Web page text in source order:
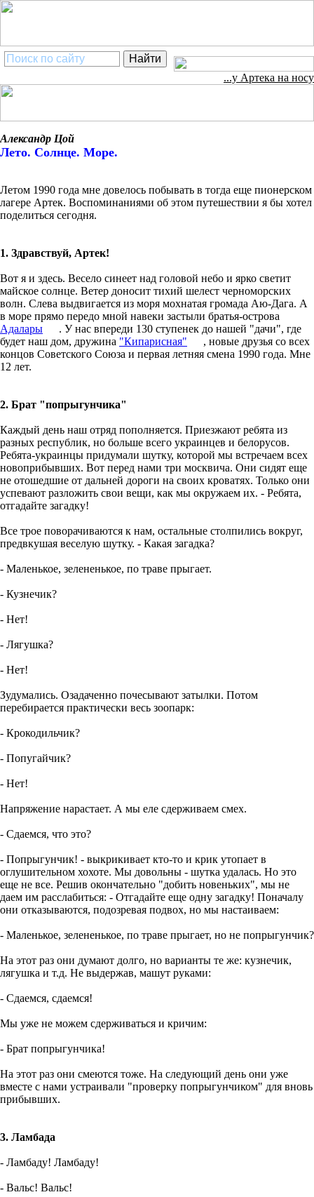
...у Артека на носу
Александр Цой
Лето. Солнце. Море.
Летом 1990 года мне довелось побывать в тогда еще пионерском
лагере Артек. Воспоминаниями об этом путешествии я бы хотел
поделиться сегодня.
1. Здравствуй, Артек!
Вот я и здесь. Весело синеет над головой небо и ярко светит
майское солнце. Ветер доносит тихий шелест черноморских
волн. Слева выдвигается из моря мохнатая громада Аю-Дага. А
в море прямо передо мной навеки застыли братья-острова
Адалары
. У нас впереди 130 ступенек до нашей "дачи", где
будет наш дом, дружина "Кипарисная"
, новые друзья со всех
концов Советского Союза и первая летняя смена 1990 года. Мне
12 лет.
2. Брат "попрыгунчика"
Каждый день наш отряд пополняется. Приезжают ребята из
разных республик, но больше всего украинцев и белорусов.
Ребята-украинцы придумали шутку, которой мы встречаем всех
новоприбывших. Вот перед нами три москвича. Они сидят еще
не отошедшие от дальней дороги на своих кроватях. Только они
успевают разложить свои вещи, как мы окружаем их. - Ребята,
отгадайте загадку!
Все трое поворачиваются к нам, остальные столпились вокруг,
предвкушая веселую шутку. - Какая загадка?
- Маленькое, зелененькое, по траве прыгает.
- Кузнечик?
- Нет!
- Лягушка?
- Нет!
Зудумались. Озадаченно почесывают затылки. Потом
перебирается практически весь зоопарк:
- Крокодильчик?
- Попугайчик?
- Нет!
Напряжение нарастает. А мы еле сдерживаем смех.
- Сдаемся, что это?
- Попрыгунчик! - выкрикивает кто-то и крик утопает в
оглушительном хохоте. Мы довольны - шутка удалась. Но это
еще не все. Решив окончательно "добить новеньких", мы не
даем им расслабиться: - Отгадайте еще одну загадку! Поначалу
они отказываются, подозревая подвох, но мы настаиваем:
- Маленькое, зелененькое, по траве прыгает, но не попрыгунчик?
На этот раз они думают долго, но варианты те же: кузнечик,
лягушка и т.д. Не выдержав, машут руками:
- Сдаемся, сдаемся!
Мы уже не можем сдерживаться и кричим:
- Брат попрыгунчика!
На этот раз они смеются тоже. На следующий день они уже
вместе с нами устраивали "проверку попрыгунчиком" для вновь
прибывших.
3. Ламбада
- Ламбаду! Ламбаду!
- Вальс! Вальс!